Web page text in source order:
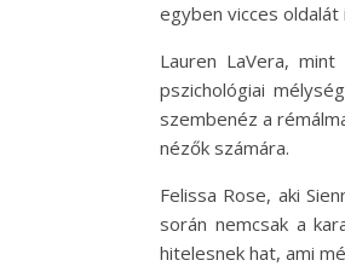
egyben vicces oldalát
Lauren LaVera,
pszichológiai
szembenéz a
nézők számára.
Felissa Rose, aki
során nemcsak a
hitelesnek hat, ami